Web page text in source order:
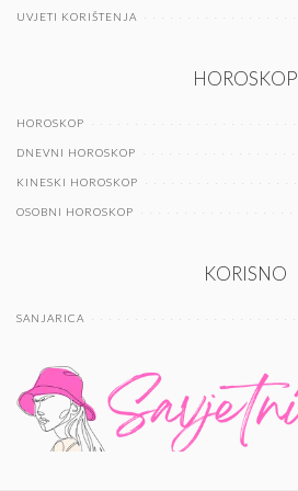
UVJETI KORIŠTENJA
HOROSKOP
HOROSKOP
DNEVNI HOROSKOP
KINESKI HOROSKOP
OSOBNI HOROSKOP
KORISNO
SANJARICA